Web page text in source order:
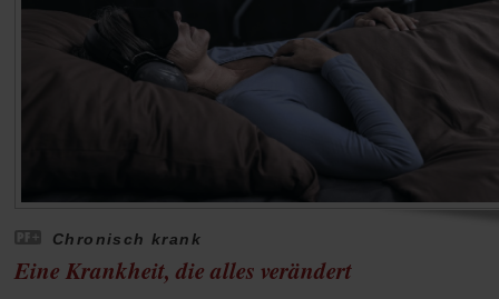
Chronisch krank
Eine Krankheit, die alles verändert